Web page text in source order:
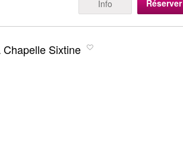
Info Réserver
Sixtine